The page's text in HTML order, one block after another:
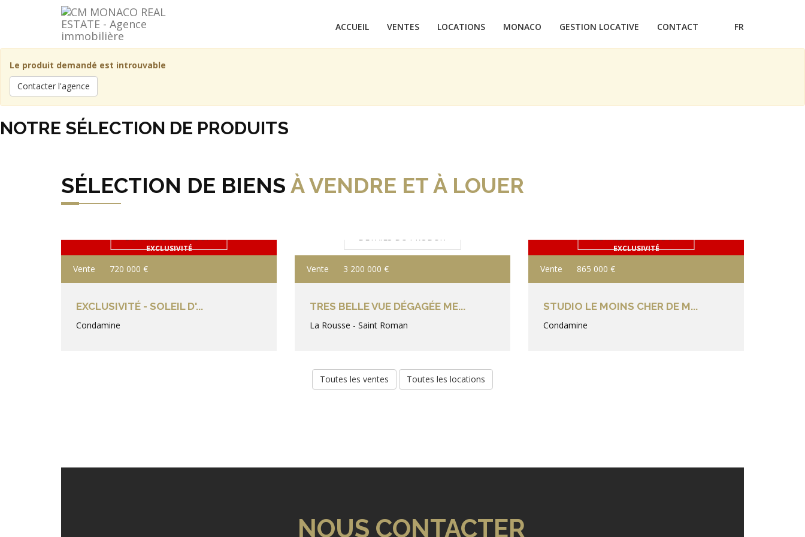
ACCUEIL VENTES LOCATIONS MONACO GESTION LOCATIVE CONTACT FR
Le produit demandé est introuvable
Contacter l'agence
NOTRE SÉLECTION DE PRODUITS
SÉLECTION DE BIENS À VENDRE ET À LOUER
EXCLUSIVITÉ
DÉTAILS DU PRODUIT
Vente 720 000 €
EXCLUSIVITÉ - SOLEIL D'...
Condamine
DÉTAILS DU PRODUIT
Vente 3 200 000 €
TRES BELLE VUE DÉGAGÉE ME...
La Rousse - Saint Roman
EXCLUSIVITÉ
DÉTAILS DU PRODUIT
Vente 865 000 €
STUDIO LE MOINS CHER DE M...
Condamine
Toutes les ventes Toutes les locations
NOUS CONTACTER